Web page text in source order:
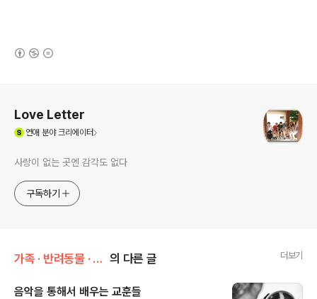
Love Letter
연애분야 크리에이터
사랑이 없는 곳엔 감각도 없다
구독하기
가족 · 반려동물 · 취향/취미 & 관심사 의 다른 글 더보기
음악을 통해서 배우는 교훈들